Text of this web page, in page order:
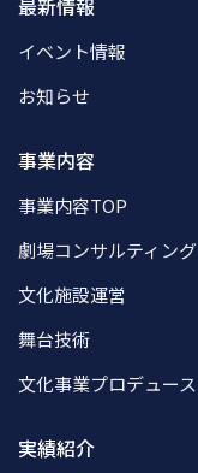
イベント情報
お知らせ
事業内容
事業内容TOP
劇場コンサルティング
文化施設運営
舞台技術
文化事業プロデュース
実績紹介